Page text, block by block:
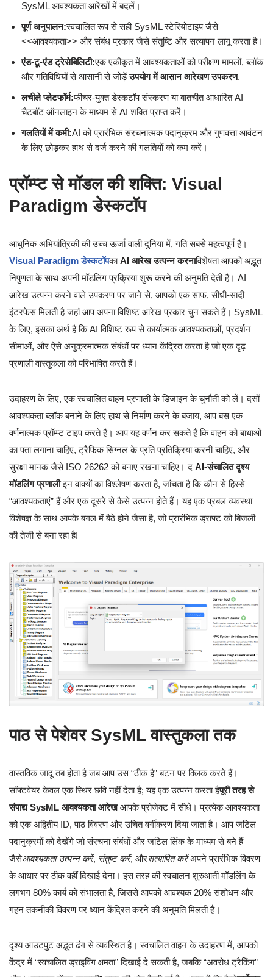
SysML आवश्यकता आरेखों में बदलें।
पूर्ण अनुपालन:स्वचालित रूप से सही SysML स्टेरियोटाइप जैसे
<<आवश्यकता>> और संबंध प्रकार जैसे संतुष्टि और सत्यापन लागू करता है।
एंड-टू-एंड ट्रेसेबिलिटी:एक एकीकृत में आवश्यकताओं को परीक्षण मामलों, ब्लॉक
और गतिविधियों से आसानी से जोड़ेंउपयोग में आसान आरेखण उपकरण.
लचीले प्लेटफॉर्म:फीचर-युक्त डेस्कटॉप संस्करण या बातचीत आधारित AI
चैटबॉट ऑनलाइन के माध्यम से AI शक्ति प्राप्त करें।
गलतियों में कमी:AI को प्रारंभिक संरचनात्मक पदानुक्रम और गुणवत्ता आवंटन
के लिए छोड़कर हाथ से दर्ज करने की गलतियों को कम करें।
प्रॉम्प्ट से मॉडल की शक्ति: Visual
Paradigm डेस्कटॉप
आधुनिक अभियांत्रिकी की उच्च ऊर्जा वाली दुनिया में, गति सबसे महत्वपूर्ण है।
Visual Paradigm डेस्कटॉपकाAI आरेख उत्पन्न करनाविशेषता आपको अद्भुत
निपुणता के साथ अपनी मॉडलिंग प्रक्रिया शुरू करने की अनुमति देती है। AI
आरेख उत्पन्न करने वाले उपकरण पर जाने से, आपको एक साफ, सीधी-सादी
इंटरफेस मिलती है जहां आप अपना विशिष्ट आरेख प्रकार चुन सकते हैं। SysML
के लिए, इसका अर्थ है कि AI विशिष्ट रूप से कार्यात्मक आवश्यकताओं, प्रदर्शन
सीमाओं, और ऐसे अनुक्रमात्मक संबंधों पर ध्यान केंद्रित करता है जो एक दृढ़
प्रणाली वास्तुकला को परिभाषित करते हैं।
उदाहरण के लिए, एक स्वचालित वाहन प्रणाली के डिजाइन के चुनौती को लें। दसों
आवश्यकता ब्लॉक बनाने के लिए हाथ से निर्माण करने के बजाय, आप बस एक
वर्णनात्मक प्रॉम्प्ट टाइप करते हैं। आप यह वर्णन कर सकते हैं कि वाहन को बाधाओं
का पता लगाना चाहिए, ट्रैफिक सिग्नल के प्रति प्रतिक्रिया करनी चाहिए, और
सुरक्षा मानक जैसे ISO 26262 को बनाए रखना चाहिए। द AI-संचालित दृश्य
मॉडलिंग प्रणालीइन वाक्यों का विश्लेषण करता है, जांचता है कि कौन से हिस्से
“आवश्यकताएं” हैं और एक दूसरे से कैसे उत्पन्न होते हैं। यह एक प्रबल व्यवस्था
विशेषज्ञ के साथ आपके बगल में बैठे होने जैसा है, जो प्रारंभिक ड्राफ्ट को बिजली
की तेजी से बना रहा है!
पाठ से पेशेवर SysML वास्तुकला तक
वास्तविक जादू तब होता है जब आप उस “ठीक है” बटन पर क्लिक करते हैं।
सॉफ्टवेयर केवल एक स्थिर छवि नहीं देता है; यह एक उत्पन्न करता हैपूरी तरह से
संपाद्य SysML आवश्यकता आरेखआपके प्रोजेक्ट में सीधे। प्रत्येक आवश्यकता
को एक अद्वितीय ID, पाठ विवरण और उचित वर्गीकरण दिया जाता है। आप जटिल
पदानुक्रमों को देखेंगे जो संरचना संबंधों और जटिल लिंक के माध्यम से बने हैं
जैसेआवश्यकता उत्पन्न करें, संतुष्ट करें, औरसत्यापित करेंअपने प्रारंभिक विवरण
के आधार पर ठीक वहीं दिखाई देना। इस तरह की स्वचालन शुरुआती मॉडलिंग के
लगभग 80% कार्य को संभालता है, जिससे आपको आवश्यक 20% संशोधन और
गहन तकनीकी विवरण पर ध्यान केंद्रित करने की अनुमति मिलती है।
दृश्य आउटपुट अद्भुत ढंग से व्यवस्थित है। स्वचालित वाहन के उदाहरण में, आपको
केंद्र में “स्वचालित ड्राइविंग क्षमता” दिखाई दे सकती है, जबकि “अवरोध ट्रैकिंग”